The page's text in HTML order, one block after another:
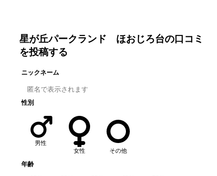
星が丘パークランド ほおじろ台の口コミ
を投稿する
ニックネーム
性別
男性
女性
その他
年齢